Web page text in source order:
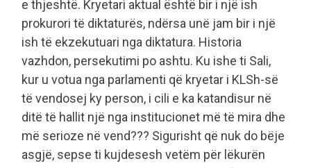
e thjeshtë. Kryetari aktual është bir i një ish
prokurori të diktaturës, ndërsa unë jam bir i një
ish të ekzekutuari nga diktatura. Historia
vazhdon, persekutimi po ashtu. Ku ishe ti Sali,
kur u votua nga parlamenti që kryetar i KLSh-së
të vendosej ky person, i cili e ka katandisur në
ditë të hallit një nga institucionet më të mira dhe
më serioze në vend??? Sigurisht që nuk do bëje
asgjë, sepse ti kujdesesh vetëm për lëkurën